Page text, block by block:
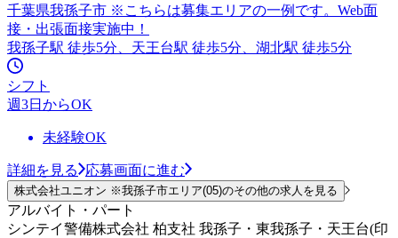
千葉県我孫子市 ※こちらは募集エリアの一例です。Web面
接・出張面接実施中！
我孫子駅 徒歩5分、天王台駅 徒歩5分、湖北駅 徒歩5分
シフト
週3日からOK
未経験OK
詳細を見る 応募画面に進む
株式会社ユニオン ※我孫子市エリア(05)のその他の求人を見る
アルバイト・パート
シンテイ警備株式会社 柏支社 我孫子・東我孫子・天王台(印